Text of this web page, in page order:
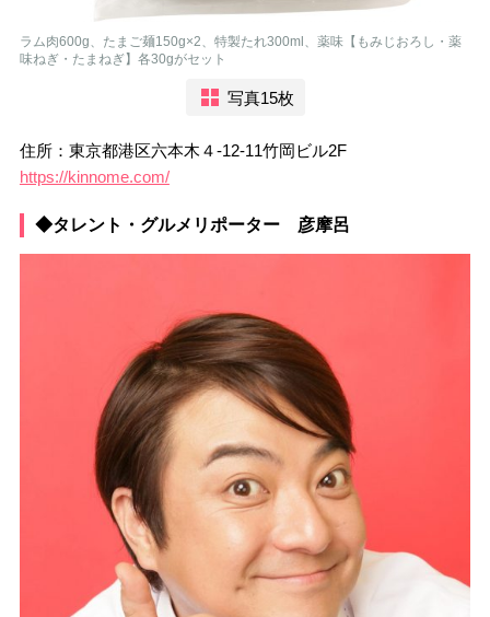
ラム肉600g、たまご麺150g×2、特製たれ300ml、薬味【もみじおろし・薬
味ねぎ・たまねぎ】各30gがセット
写真15枚
住所：東京都港区六本木４-12-11竹岡ビル2F
https://kinnome.com/
◆タレント・グルメリポーター 彦摩呂